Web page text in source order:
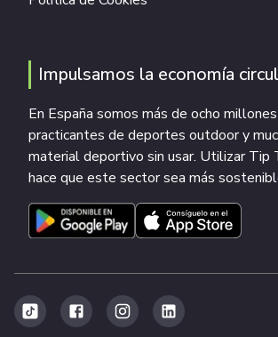
Impulsamos la economía
En España somos más de ocho
practicantes de deportes outdoor y
material deportivo sin usar. Utilizar Tip
hace que este sector sea más